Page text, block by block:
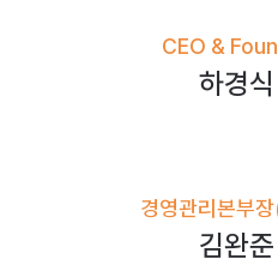
CEO &
하경식
경영관리본부
김완준